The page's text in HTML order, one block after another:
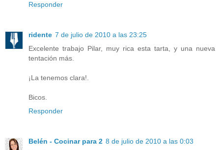
Responder
ridente 7 de julio de 2010 a las 23:25
Excelente trabajo Pilar, muy rica esta tarta, y una nueva
tentación más.
¡La tenemos clara!.
Bicos.
Responder
Belén - Cocinar para 2 8 de julio de 2010 a las 0:03